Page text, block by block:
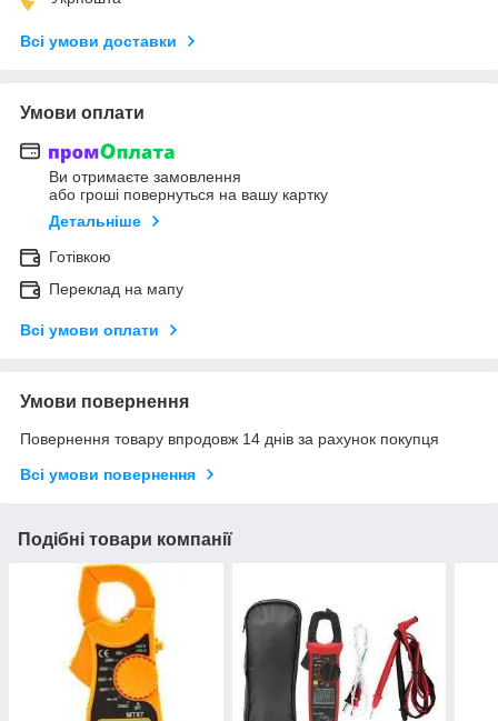
Всі умови доставки
Умови оплати
Ви отримаєте замовлення
або гроші повернуться на вашу картку
Детальніше
Готівкою
Переклад на мапу
Всі умови оплати
Умови повернення
Повернення товару впродовж 14 днів за рахунок покупця
Всі умови повернення
Подібні товари компанії